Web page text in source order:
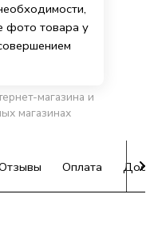
фото товара у
магазина и
магазинах
Оплата